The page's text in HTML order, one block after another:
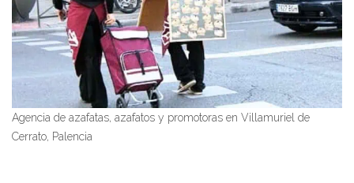
Agencia de azafatas, azafatos y promotoras en Villamuriel de
Cerrato, Palencia